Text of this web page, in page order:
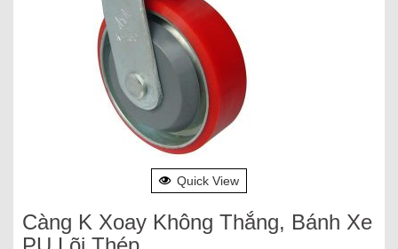
Quick View
Càng K Xoay Không Thắng, Bánh Xe